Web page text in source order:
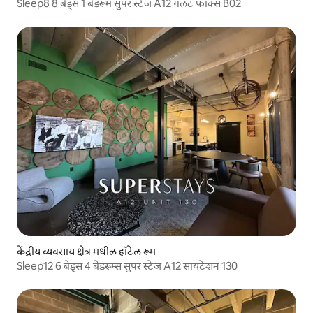
Sleep8 8 बेड्स 1 बेडरूम सुपर स्टेज A12 गॅलंट फॉक्स B02
केंद्रीय व्यवसाय क्षेत्र मधील हॉटेल रूम
Sleep12 6 बेड्स 4 बेडरूम्स सुपर स्टेज A12 सायटेशन 130